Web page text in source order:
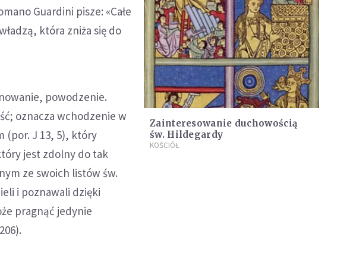
Guardini pisze: «Całe
która zniża się do
powodzenie.
oznacza wchodzenie w
(por. J 13, 5), który
jest zdolny do tak
ze swoich listów św.
i poznawali dzięki
pragnąć jedynie
Zainteresowanie duchowością
św. Hildegardy
KOŚCIÓŁ